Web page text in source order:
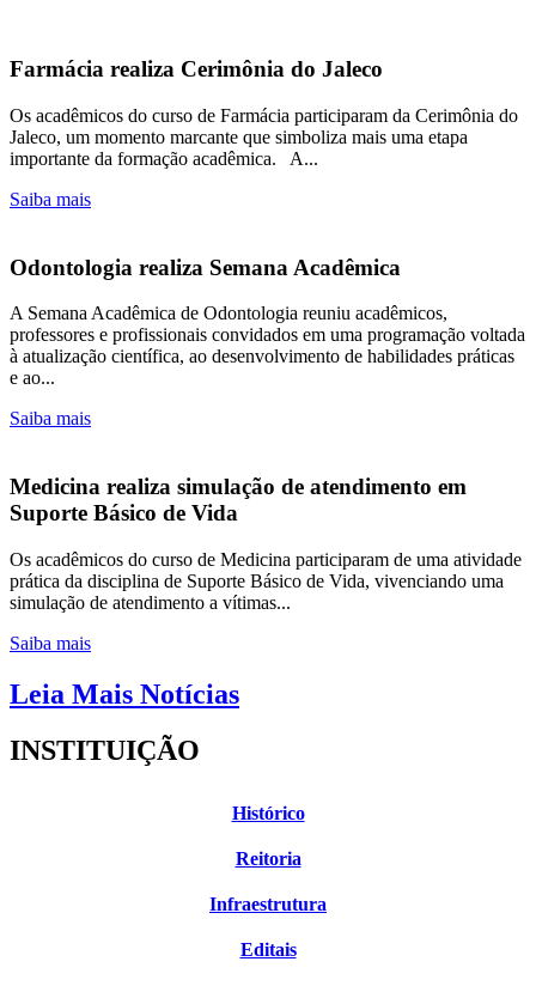
Farmácia realiza Cerimônia do Jaleco
Os acadêmicos do curso de Farmácia participaram da Cerimônia do
Jaleco, um momento marcante que simboliza mais uma etapa
importante da formação acadêmica. A...
Saiba mais
Odontologia realiza Semana Acadêmica
A Semana Acadêmica de Odontologia reuniu acadêmicos,
professores e profissionais convidados em uma programação voltada
à atualização científica, ao desenvolvimento de habilidades práticas
e ao...
Saiba mais
Medicina realiza simulação de atendimento em
Suporte Básico de Vida
Os acadêmicos do curso de Medicina participaram de uma atividade
prática da disciplina de Suporte Básico de Vida, vivenciando uma
simulação de atendimento a vítimas...
Saiba mais
Leia Mais Notícias
INSTITUIÇÃO
Histórico
Reitoria
Infraestrutura
Editais